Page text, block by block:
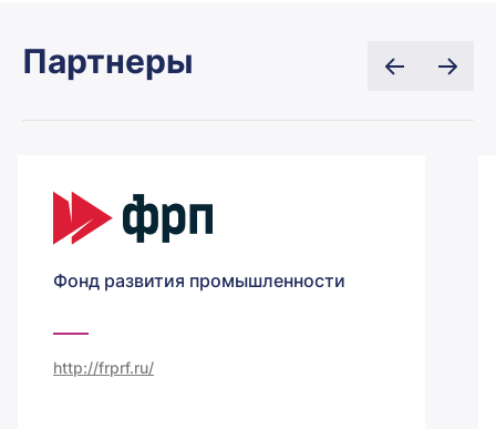
Партнеры
Фонд развития промышленности
http://frprf.ru/